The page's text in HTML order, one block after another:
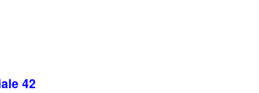
42